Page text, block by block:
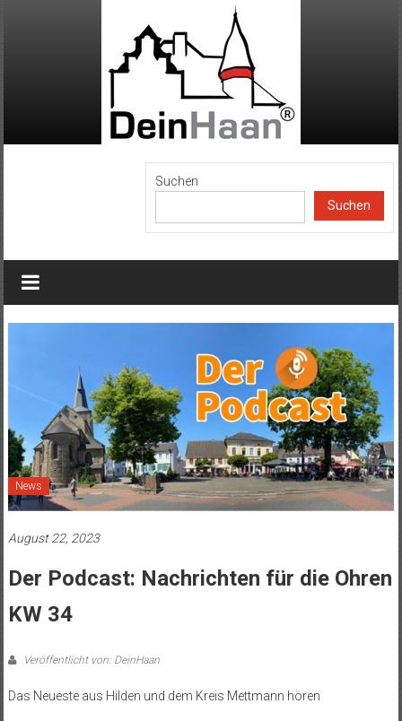
Suchen
Suchen
News
August 22, 2023
Der Podcast: Nachrichten für die Ohren
KW 34
Veröffentlicht von: DeinHaan
Das Neueste aus Hilden und dem Kreis Mettmann hören